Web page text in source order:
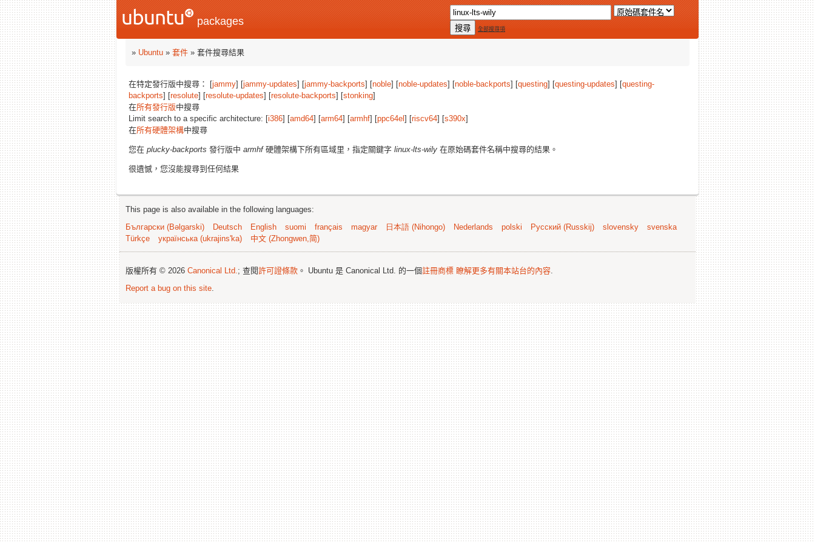
packages
全部搜尋項
» Ubuntu » 套件 » 套件搜尋結果
在特定發行版中搜尋： [jammy] [jammy-updates] [jammy-backports] [noble] [noble-updates] [noble-backports] [questing] [questing-updates] [questing-
backports] [resolute] [resolute-updates] [resolute-backports] [stonking]
在所有發行版中搜尋
Limit search to a specific architecture: [i386] [amd64] [arm64] [armhf] [ppc64el ] [riscv64] [s390x]
在所有硬體架構中搜尋
您在 plucky-backports 發行版中 armhf硬體架構下所有區域里，指定關鍵字 linux-lts-wily 在原始碼套件名稱中搜尋的結果。
很遺憾，您沒能搜尋到任何結果
This page is also available in the following languages:
Български (Bəlgarski)
Deutsch English suomi français magyar 日本語 (Nihongo) Nederlands polski Русский (Russkij) slovensky
svenska
Türkçe
українська (ukrajins'ka) 中文 (Zhongwen,简)
版權所有 © 2026 Canonical Ltd.; 查閱許可證條款 。 Ubuntu 是 Canonical Ltd. 的一個註冊商標 瞭解更多有關本站台的內容.
Report a bug on this site.